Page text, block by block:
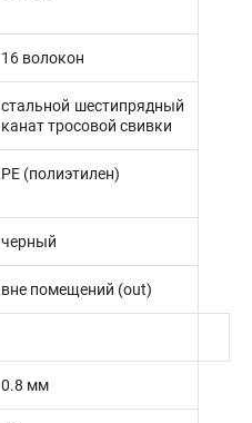
16 волокон
стальной шестипрядный
канат тросовой свивки
PE (полиэтилен)
черный
вне помещений (out)
0.8 мм